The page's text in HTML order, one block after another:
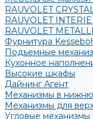
RAUVOLET
RAUVOLET
RAUVOLET
Фурнитура
Подъемные
Кухонное
Высокие шкафы
Дайнинг Агент
Механизмы в
Механизмы для
Угловые механизмы